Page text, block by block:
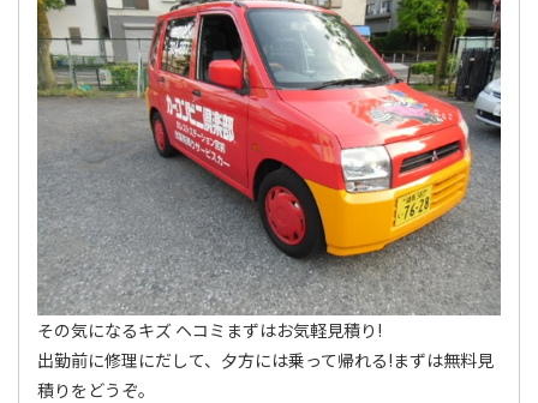
その気になるキズ ヘコミまずはお気軽見積り!
出勤前に修理にだして、夕方には乗って帰れる!まずは無料見
積りをどうぞ。